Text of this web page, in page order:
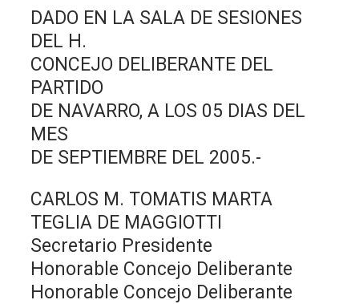
DADO EN LA SALA DE SESIONES
DEL H.
CONCEJO DELIBERANTE DEL
PARTIDO
DE NAVARRO, A LOS 05 DIAS DEL
MES
DE SEPTIEMBRE DEL 2005.-
CARLOS M. TOMATIS MARTA
TEGLIA DE MAGGIOTTI
Secretario Presidente
Honorable Concejo Deliberante
Honorable Concejo Deliberante